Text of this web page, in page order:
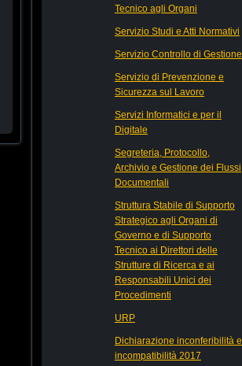
Tecnico agli Organi
Servizio Studi e Atti Normativi
Servizio Controllo di Gestione
Servizio di Prevenzione e
Sicurezza sul Lavoro
Servizi Informatici e per il
Digitale
Segreteria, Protocollo,
Archivio e Gestione dei Flussi
Documentali
Struttura Stabile di Supporto
Strategico agli Organi di
Governo e di Supporto
Tecnico ai Direttori delle
Strutture di Ricerca e ai
Responsabili Unici dei
Procedimenti
URP
Dichiarazione inconferibilità e
incompatibilità 2017